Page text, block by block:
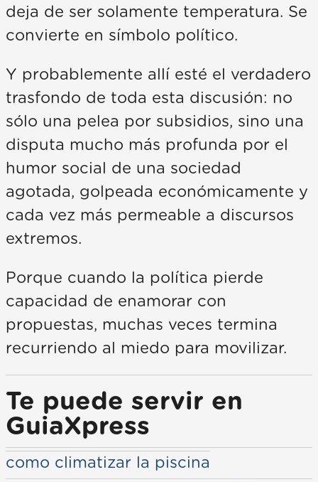
deja de ser solamente temperatura. Se
convierte en símbolo político.
Y probablemente allí esté el verdadero
trasfondo de toda esta discusión: no
sólo una pelea por subsidios, sino una
disputa mucho más profunda por el
humor social de una sociedad
agotada, golpeada económicamente y
cada vez más permeable a discursos
extremos.
Porque cuando la política pierde
capacidad de enamorar con
propuestas, muchas veces termina
recurriendo al miedo para movilizar.
Te puede servir en
GuiaXpress
como climatizar la piscina